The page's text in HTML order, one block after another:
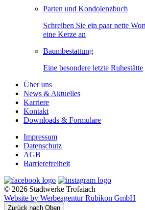
Parten und Kondolenzbuch
Schreiben Sie ein paar nette
eine Kerze an
Baumbestattung
Eine besondere letzte Ruhestätte
Über uns
News & Aktuelles
Karriere
Kontakt
Downloads & Formulare
Impressum
Datenschutz
AGB
Barrierefreiheit
© 2026 Stadtwerke Trofaiach
Website by Werbeagentur Rubikon GmbH
Zurück nach Oben